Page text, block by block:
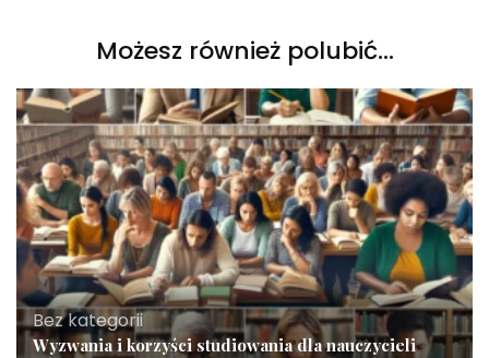
Możesz również polubić…
Bez kategorii
Wyzwania i korzyści studiowania dla nauczycieli